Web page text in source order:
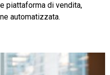
piattaforma di vendita,
automatizzata.